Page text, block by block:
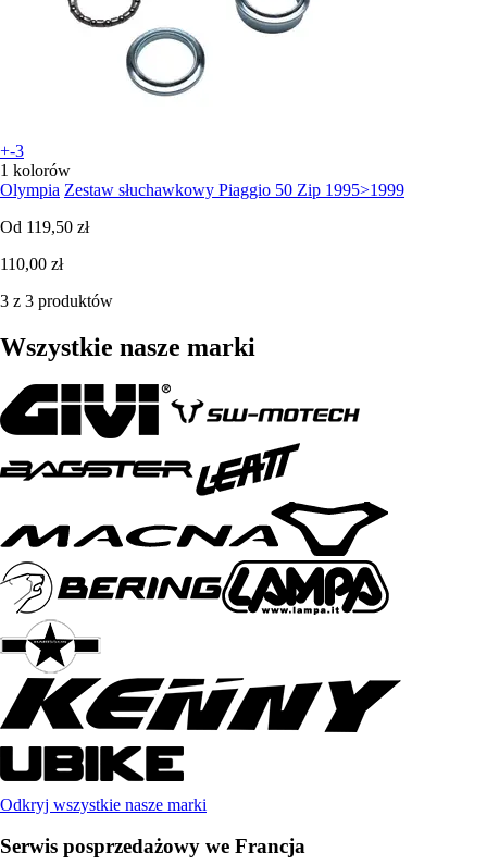
+-3
1 kolorów
Olympia Zestaw słuchawkowy Piaggio 50 Zip 1995>1999
Od 119,50 zł
110,00 zł
3 z 3 produktów
Wszystkie nasze marki
Odkryj wszystkie nasze marki
Serwis posprzedażowy we Francja